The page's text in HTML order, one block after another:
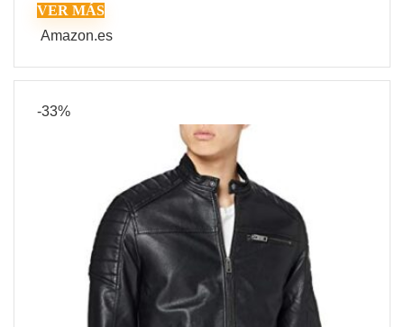
VER MÁS
Amazon.es
-33%